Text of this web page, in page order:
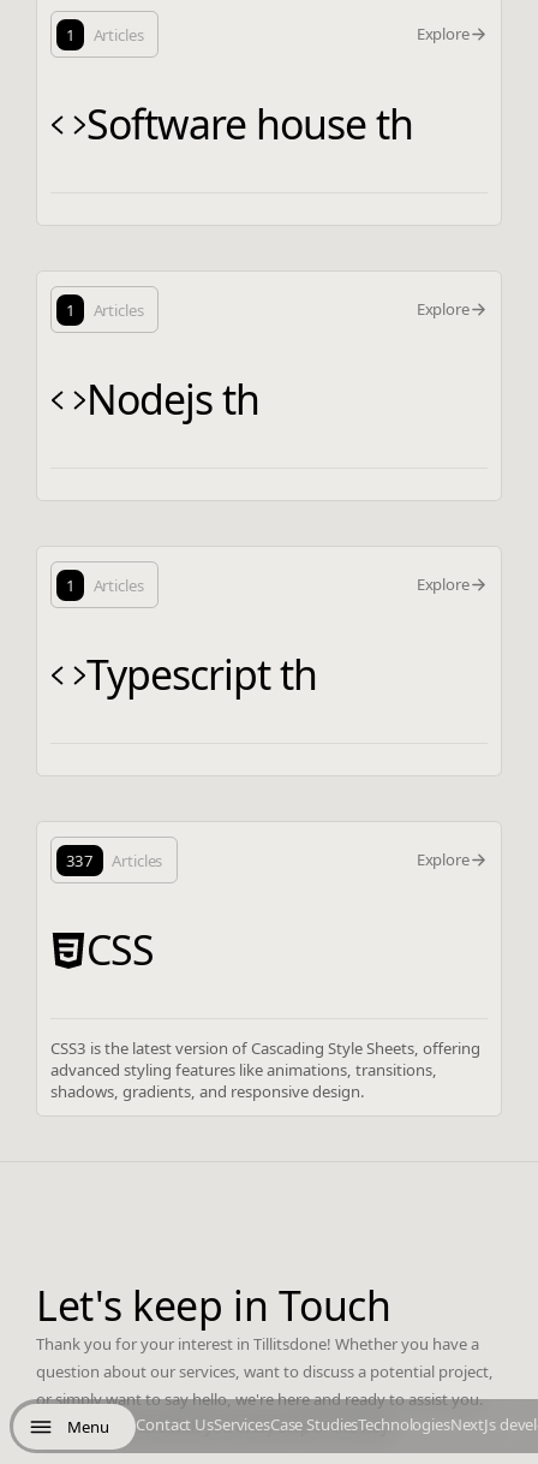
Menu Contact UsServicesCase StudiesTechnologiesNextJs
1 Articles Explore
Software house th
1 Articles Explore
Nodejs th
1 Articles Explore
Typescript th
337 Articles Explore
CSS
CSS3 is the latest version of Cascading Style Sheets, offering
advanced styling features like animations, transitions,
shadows, gradients, and responsive design.
Let's keep in Touch
Thank you for your interest in Tillitsdone! Whether you have a
question about our services, want to discuss a potential project,
or simply want to say hello, we're here and ready to assist you.
We'll be right here with you every step of the way.